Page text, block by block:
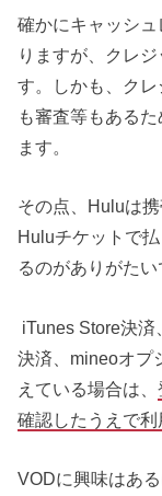
確かにキャッシ
りますが、クレ
す。しかも、ク
も審査等もある
ます。
その点、Huluは
Huluチケットで
るのがありがたい
iTunes Store決
決済、mineoオプ
えている場合は、
確認したうえで利
VODに興味はあ